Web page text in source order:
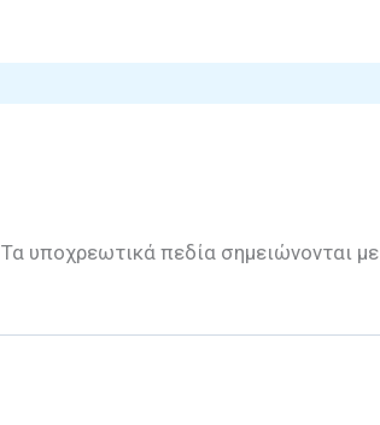
Τα υποχρεωτικά πεδία σημειώνονται με